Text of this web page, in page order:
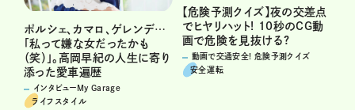
ポルシェ、カマロ、ゲレンデ…
「私って嫌な女だったかも
（笑）」。高岡早紀の人生に寄り
添った愛車遍歴
インタビューMy Garage
ライフスタイル
【危険予測クイズ】夜の交差点
でヒヤリハット! 10秒のCG動
画で危険を見抜ける?
動画で交通安全! 危険予測クイズ
安全運転